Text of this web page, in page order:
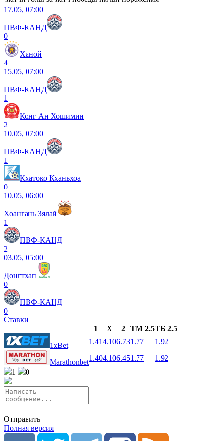
17.05, 07:00
ПВФ-КАНД
0
Ханой
4
15.05, 07:00
ПВФ-КАНД
1
Конг Ан Хошимин
2
10.05, 07:00
ПВФ-КАНД
1
Кхатоко Кханьхоа
0
10.05, 06:00
Хоангань Зялай
1
ПВФ-КАНД
2
03.05, 05:00
Донгтхап
0
ПВФ-КАНД
0
Ставки
1
X 2 ТМ 2.5ТБ 2.5
1xBet
1.414.106.731.77 1.92
Marathonbet1.404.106.451.77
1.92
1
0
Отправить
Полная версия